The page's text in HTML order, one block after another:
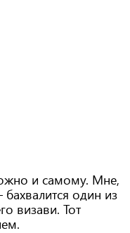
и самому. Мне,
один из
визави. Тот